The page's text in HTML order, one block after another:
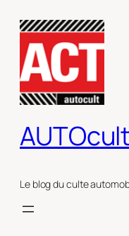
contenu
Le blog du culte